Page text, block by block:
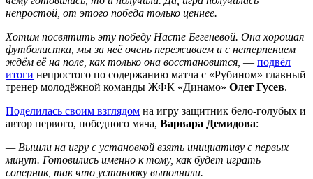
непростой, от этого победа только ценнее.
Хотим посвятить эту победу Насте Бегеневой. Она хорошая
футболистка, мы за неё очень переживаем и с нетерпением
ждём её на поле, как только она восстановится, — подвёл
итоги непростого по содержанию матча с «Рубином» главный
тренер молодёжной команды ЖФК «Динамо» Олег Гусев.
Поделилась своим взглядом на игру защитник бело-голубых и
автор первого, победного мяча, Варвара Демидова:
— Вышли на игру с установкой взять инициативу с первых
минут. Готовились именно к тому, как будет играть
соперник, так что установку выполнили.